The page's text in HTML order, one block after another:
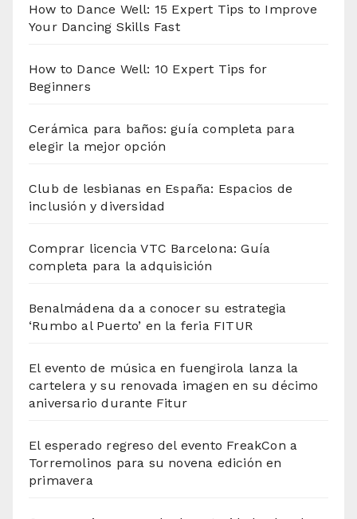
How to Dance Well: 15 Expert Tips to Improve
Your Dancing Skills Fast
How to Dance Well: 10 Expert Tips for
Beginners
Cerámica para baños: guía completa para
elegir la mejor opción
Club de lesbianas en España: Espacios de
inclusión y diversidad
Comprar licencia VTC Barcelona: Guía
completa para la adquisición
Benalmádena da a conocer su estrategia
‘Rumbo al Puerto’ en la feria FITUR
El evento de música en fuengirola lanza la
cartelera y su renovada imagen en su décimo
aniversario durante Fitur
El esperado regreso del evento FreakCon a
Torremolinos para su novena edición en
primavera